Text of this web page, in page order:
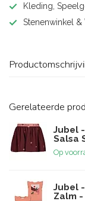
Kleding,
Stenenwinkel
Gerelateerde
Jubel
Salsa
Op
Jubel
Zalm